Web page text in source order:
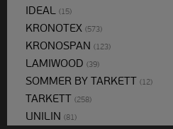
IDEAL (15)
KRONOTEX (573)
KRONOSPAN (123)
LAMIWOOD (39)
SOMMER BY TARKETT (12)
TARKETT (258)
UNILIN (81)